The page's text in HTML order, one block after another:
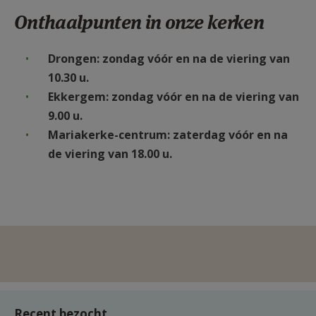
Onthaalpunten in onze kerken
Drongen: zondag vóór en na de viering van
10.30 u.
Ekkergem: zondag vóór en na de viering van
9.00 u.
Mariakerke-centrum: zaterdag vóór en na
de viering van 18.00 u.